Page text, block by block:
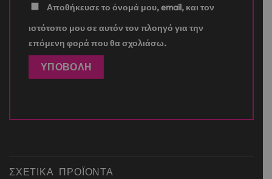
Αποθήκευσε το όνομά μου, email, και τον
ιστότοπο μου σε αυτόν τον πλοηγό για την
επόμενη φορά που θα σχολιάσω.
ΣΧΕΤΙΚΆ ΠΡΟΪΌΝΤΑ